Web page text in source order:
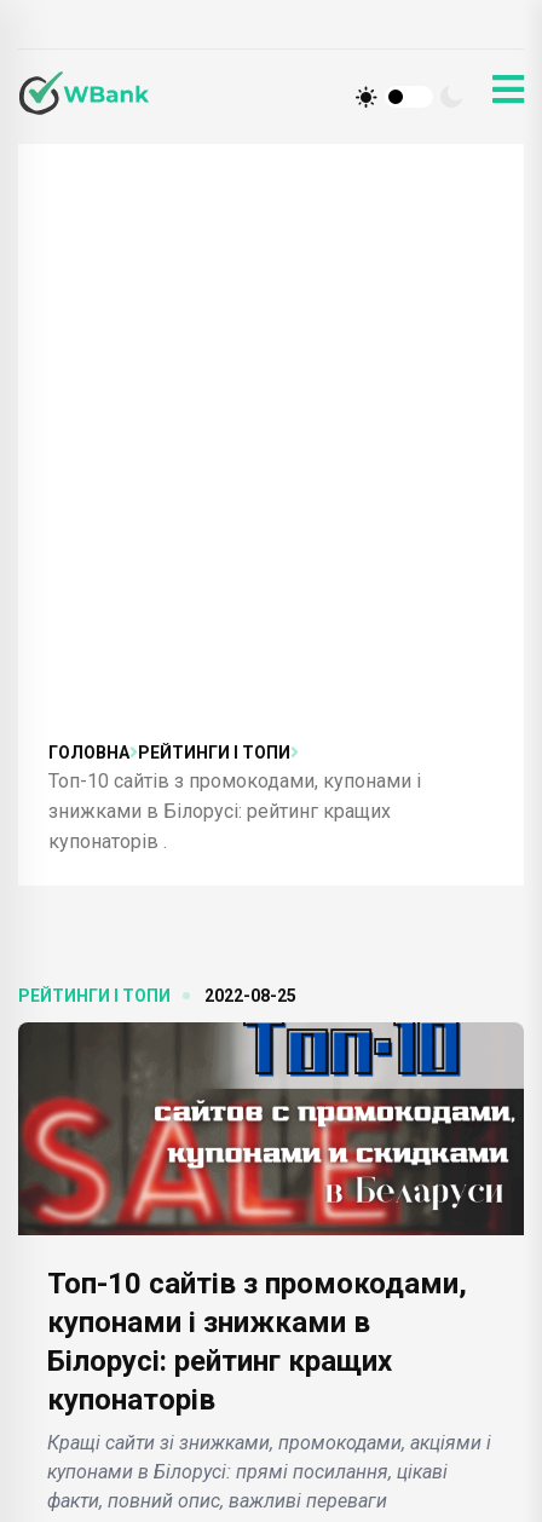
ГОЛОВНА РЕЙТИНГИ І ТОПИ
Топ-10 сайтів з промокодами, купонами і
знижками в Білорусі: рейтинг кращих
купонаторів .
РЕЙТИНГИ І ТОПИ 2022-08-25
Топ-10 сайтів з промокодами,
купонами і знижками в
Білорусі: рейтинг кращих
купонаторів
Кращі сайти зі знижками, промокодами, акціями і
купонами в Білорусі: прямі посилання, цікаві
факти, повний опис, важливі переваги